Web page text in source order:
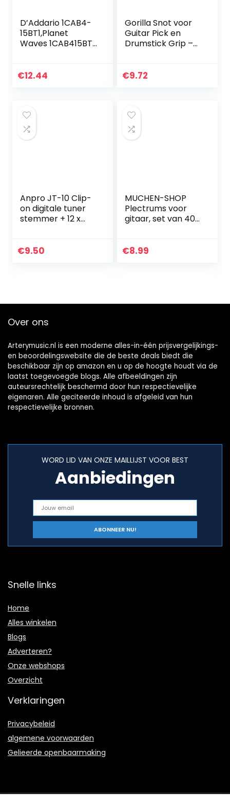
D’Addario 1CAB4-
15BT1,Planet
Waves 1CAB415BT1
Logo 15Picks
€12.44
Gorilla Snot voor
Guitar Pick en
Drumstick Grip –
€9.72
Anpro JT-10 Clip-
on digitale tuner
stemmer + 12 x
verschillende
€9.50
MUCHEN-SHOP
Plectrums voor
gitaar, set van 40
elektrische gitaar,
€8.99
Over ons
Arterymusic.nl is een moderne alles-in-één prijsvergelijkings-
en beoordelingswebsite die de beste deals biedt die
beschikbaar zijn op amazon en u op de hoogte houdt via de
laatst toegevoegde blogs. Alle afbeeldingen zijn
auteursrechtelijk beschermd door hun respectievelijke
eigenaren. Alle geciteerde inhoud is afgeleid van hun
respectievelijke bronnen.
WORD LID VAN ONZE MAILLIJST VOOR BEST
Aanbiedingen
Snelle links
Home
Alles winkelen
Blogs
Adverteren?
Onze webshops
Overzicht
Verklaringen
Privacybeleid
algemene voorwaarden
Gelieerde openbaarmaking